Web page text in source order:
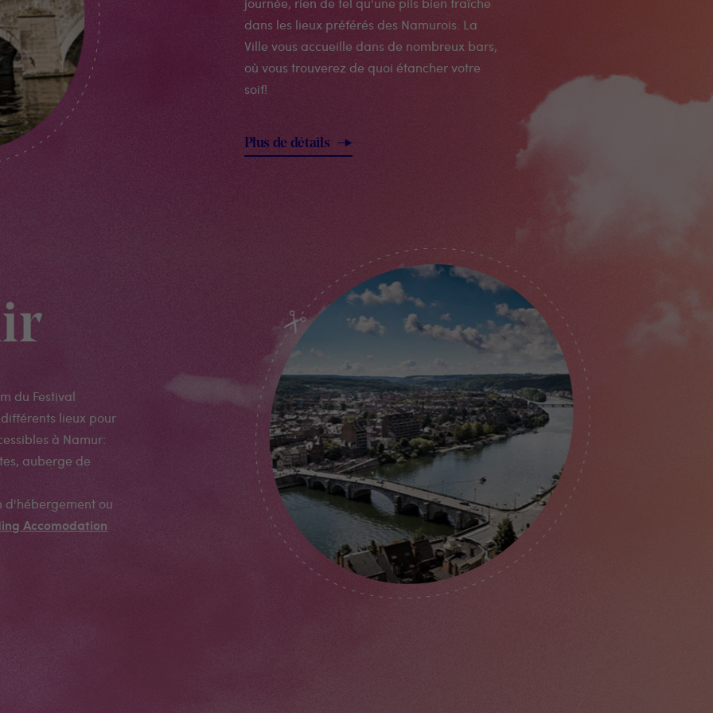
dans les lieux préférés des Namurois. La
Ville vous accueille dans de nombreux bars,
où vous trouverez de quoi étancher votre
soif!
Plus de détails
du Festival
lieux pour
à Namur:
auberge de
d'hébergement ou
Accomodation